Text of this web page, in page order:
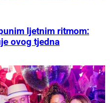
ljetnim ritmom:
ovog tjedna